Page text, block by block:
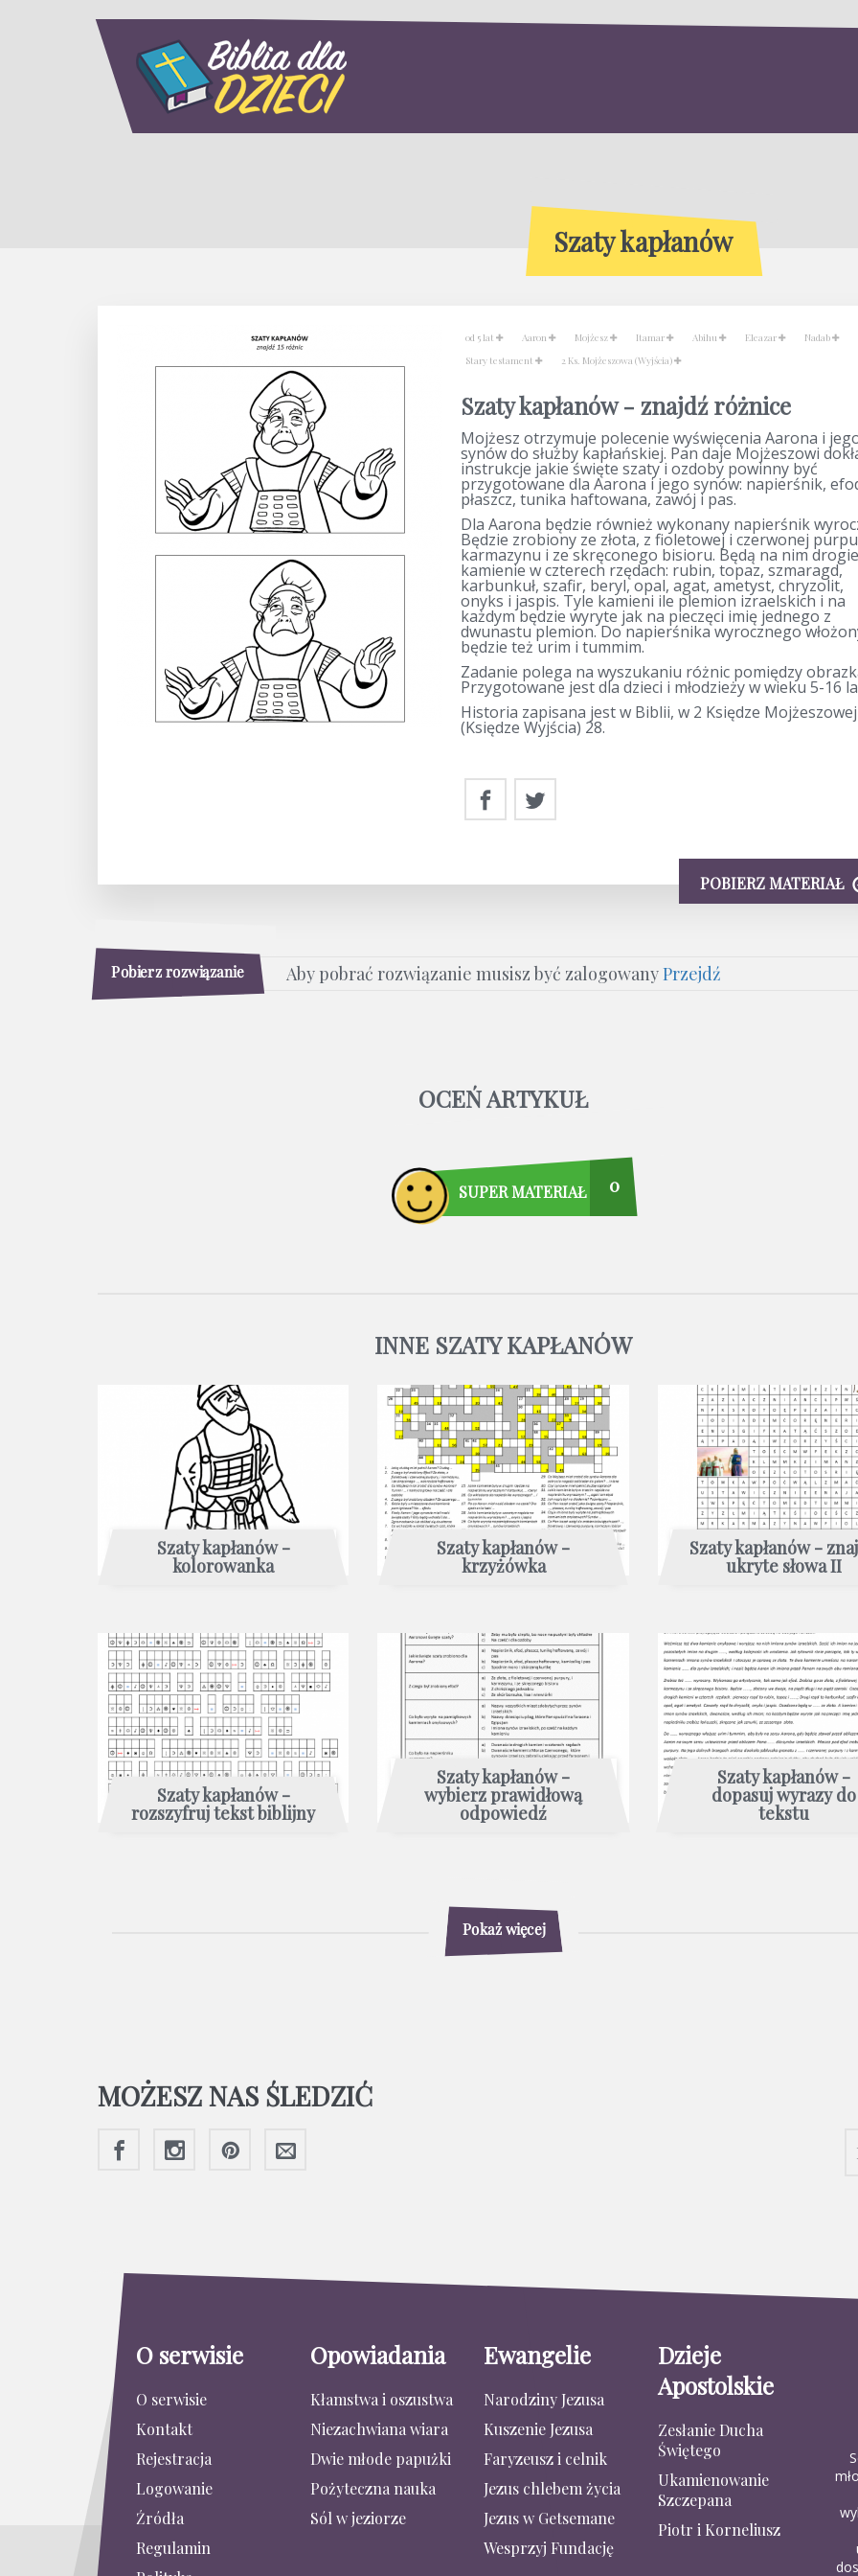
Szaty kapłanów
od 5 lat Aaron Mojżesz Itamar Abihu Eleazar
Nadab
Stary testament
2 Ks. Mojżeszowa (Wyjścia)
Szaty kapłanów - znajdź różnice
Mojżesz otrzymuje polecenie wyświęcenia Aarona i
synów do służby kapłańskiej. Pan daje Mojżeszowi
instrukcje jakie święte szaty i ozdoby powinny być
przygotowane dla Aarona i jego synów: napierśnik,
płaszcz, tunika haftowana, zawój i pas.
Dla Aarona będzie również wykonany napierśnik
Będzie zrobiony ze złota, z fioletowej i czerwonej
karmazynu i ze skręconego bisioru. Będą na nim drogie
kamienie w czterech rzędach: rubin, topaz, szmaragd,
karbunkuł, szafir, beryl, opal, agat, ametyst, chryzolit,
onyks i jaspis. Tyle kamieni ile plemion izraelskich i na
każdym będzie wyryte jak na pieczęci imię jednego z
dwunastu plemion. Do napierśnika wyrocznego
będzie też urim i tummim.
Zadanie polega na wyszukaniu różnic pomiędzy
Przygotowane jest dla dzieci i młodzieży w wieku 5-16
Historia zapisana jest w Biblii, w 2 Księdze Mojżeszowej
(Księdze Wyjścia) 28.
POBIERZ MATERIAŁ
Pobierz rozwiązanie Aby pobrać rozwiązanie musisz być zalogowanyPrzejdź
OCEŃ ARTYKUŁ
SUPER MATERIAŁ 0
INNE SZATY KAPŁANÓW
Szaty kapłanów -
kolorowanka
Szaty kapłanów -
krzyżówka
Szaty kapłanów -
ukryte słowa II
Szaty kapłanów -
rozszyfruj tekst biblijny
Szaty kapłanów -
wybierz prawidłową
odpowiedź
Szaty kapłanów -
dopasuj wyrazy do
tekstu
Pokaż więcej
MOŻESZ NAS ŚLEDZIĆ
O serwisie
O serwisie
Kontakt
Rejestracja
Logowanie
Źródła
Regulamin
Opowiadania
Kłamstwa i oszustwa
Niezachwiana wiara
Dwie młode papużki
Pożyteczna nauka
Sól w jeziorze
Ewangelie
Narodziny Jezusa
Kuszenie Jezusa
Faryzeusz i celnik
Jezus chlebem życia
Jezus w Getsemane
Wesprzyj Fundację
Dzieje
Apostolskie
Zesłanie Ducha
Świętego
Ukamienowanie
Szczepana
Piotr i Korneliusz